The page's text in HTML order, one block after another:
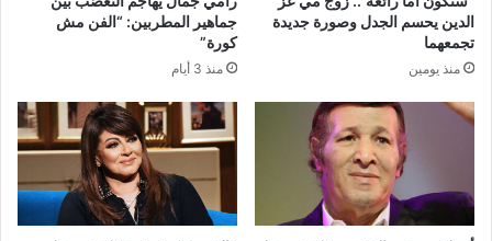
الدين يحسم الجدل وصورة جديدة
تجمعهما
منذ يومين
جماهير المطربين: “الفن مش
كورة”
منذ 3 أيام